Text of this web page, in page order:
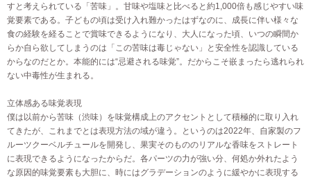
すと考えられている「苦味」。甘味や塩味と比べると約1,000倍も感じやすい味
覚要素である。子どもの頃は受け入れ難かったはずなのに、成長に伴い様々な
食の経験を経ることで賞味できるようになり、大人になった頃、いつの瞬間か
らか自ら欲してしまうのは「この苦味は毒じゃない」と安全性を認識している
からなのだとか。本能的には“忌避される味覚”。だからこそ嵌まったら逃れられ
ない中毒性が生まれる。
立体感ある味覚表現
僕は以前から苦味（渋味）を味覚構成上のアクセントとして積極的に取り入れ
てきたが、これまでとは表現方法の域が違う。というのは2022年、自家製のフ
ルーツクーベルチュールを開発し、果実そのもののリアルな香味をストレート
に表現できるようになったからだ。各パーツの力が強い分、何処か外れたよう
な原因的味覚要素も大胆に、時にはグラデーションのように緩やかに表現する